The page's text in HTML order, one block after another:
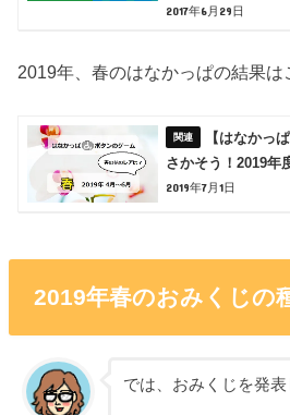
2017年6月29日
2019年、春のはなかっぱの結果は
【はなかっ
さかそう！2019年
2019年7月1日
2019年春のおみくじの
では、おみくじを発表